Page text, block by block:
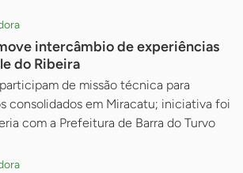
intercâmbio de experiências
do Ribeira
de missão técnica para
consolidados em Miracatu; iniciativa foi
com a Prefeitura de Barra do Turvo